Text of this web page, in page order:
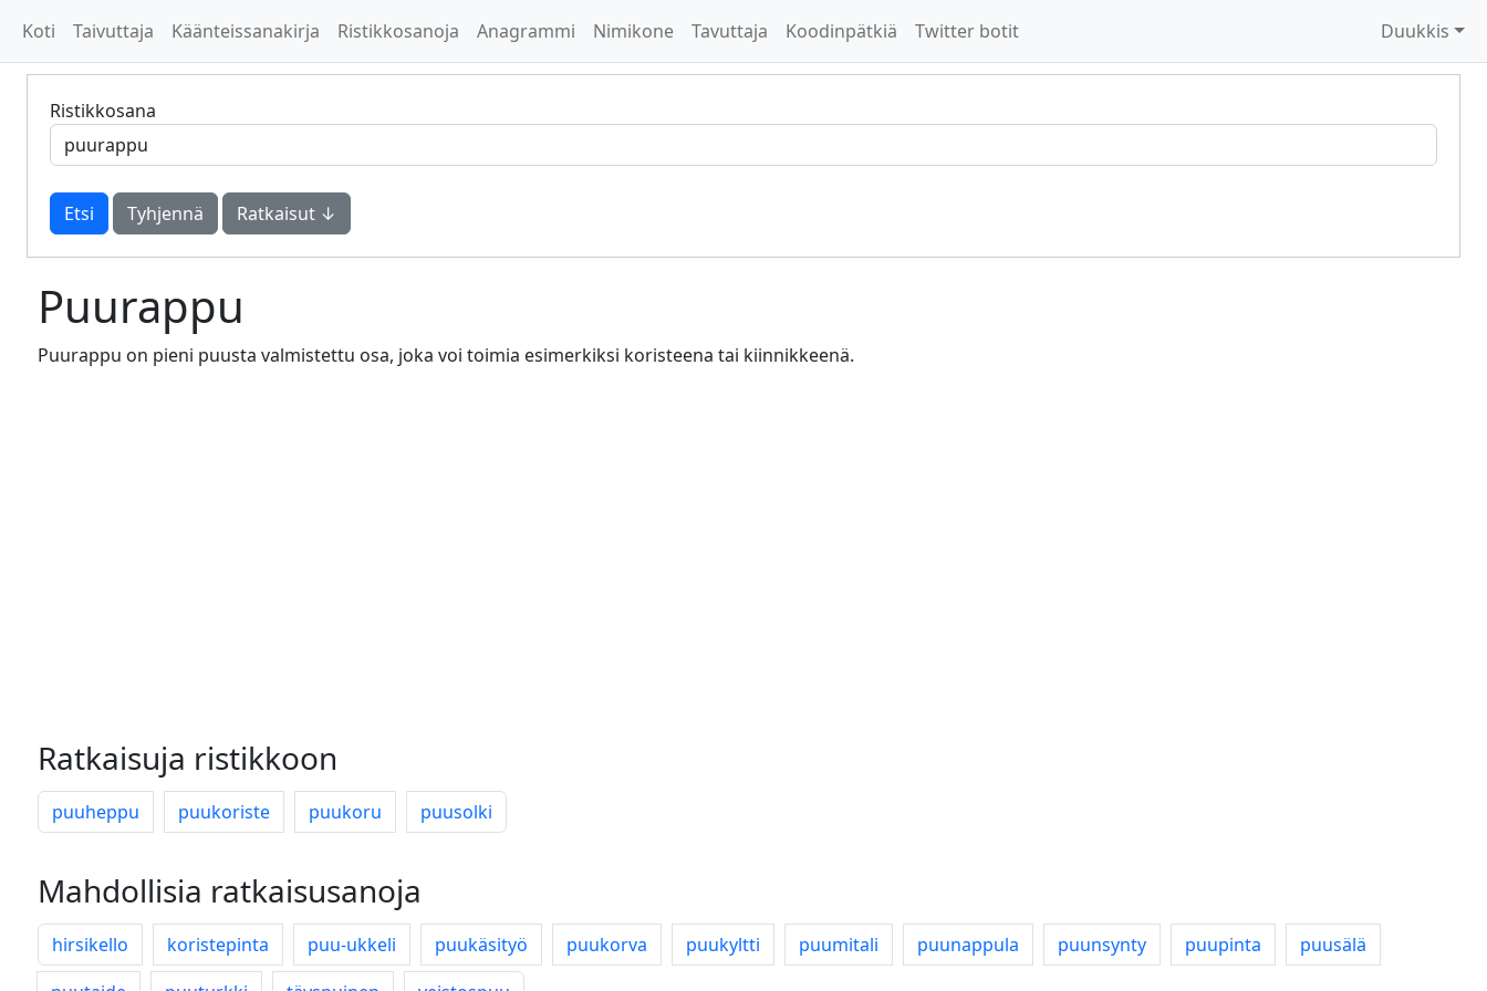
Koti Taivuttaja Käänteissanakirja Ristikkosanoja Anagrammi Nimikone Tavuttaja Koodinpätkiä Twitter botit Duukkis
Ristikkosana
Tyhjennä Ratkaisut ↓
Puurappu
Puurappu on pieni puusta valmistettu osa, joka voi toimia esimerkiksi koristeena tai kiinnikkeenä.
Ratkaisuja ristikkoon
puuheppu puukoriste puukoru puusolki
Mahdollisia ratkaisusanoja
hirsikello koristepinta puu-ukkeli puukäsityö puukorva puukyltti puumitali puunappula puunsynty puupinta
puusälä